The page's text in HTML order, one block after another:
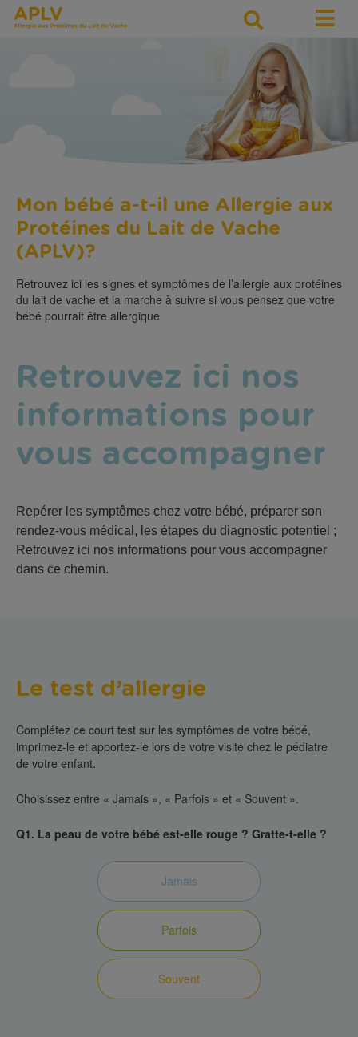
Mon bébé a-t-il une Allergie aux
Protéines du Lait de Vache
(APLV)?
Retrouvez ici les signes et symptômes de l’allergie aux protéines
du lait de vache et la marche à suivre si vous pensez que votre
bébé pourrait être allergique
Retrouvez ici nos
informations pour
vous accompagner
Repérer les symptômes chez votre bébé, préparer son
rendez-vous médical, les étapes du diagnostic potentiel ;
Retrouvez ici nos informations pour vous accompagner
dans ce chemin.
Le test d’allergie
Complétez ce court test sur les symptômes de votre bébé,
imprimez-le et apportez-le lors de votre visite chez le pédiatre
de votre enfant.
Choisissez entre « Jamais », « Parfois » et « Souvent ».
Q1. La peau de votre bébé est-elle rouge ? Gratte-t-elle ?
Jamais
Parfois
Souvent